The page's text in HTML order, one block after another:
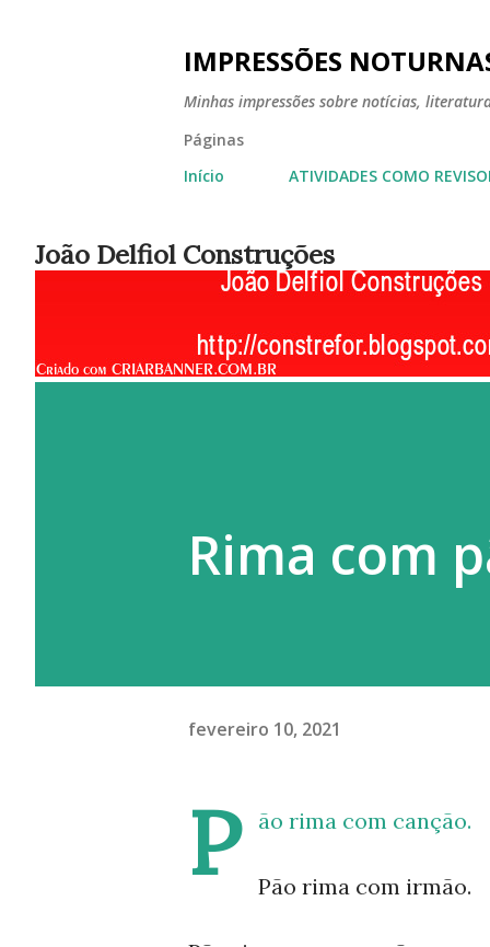
IMPRESSÕES
Minhas impressões sobre notícias,
Páginas
Início
ATIVIDADES COMO
João Delfiol Construções
Rima com
fevereiro 10, 2021
P ão rima com canção.
Pão rima com irmão.